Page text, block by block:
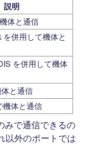
説明
体と通信
を併用して機体と
を併用して機体
と通信
機体と通信
みで通信できるの
以外のポートでは